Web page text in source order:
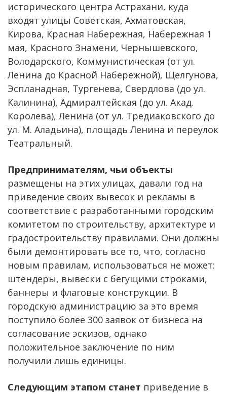
исторического центра Астрахани, куда
входят улицы Советская, Ахматовская,
Кирова, Красная Набережная, Набережная 1
мая, Красного Знамени, Чернышевского,
Володарского, Коммунистическая (от ул.
Ленина до Красной Набережной), Щелгунова,
Эспланадная, Тургенева, Свердлова (до ул.
Калинина), Адмиралтейская (до ул. Акад.
Королева), Ленина (от ул. Тредиаковского до
ул. М. Аладьина), площадь Ленина и переулок
Театральный.
Предпринимателям, чьи объекты
размещены на этих улицах, давали год на
приведение своих вывесок и рекламы в
соответствие с разработанными городским
комитетом по строительству, архитектуре и
градостроительству правилами. Они должны
были демонтировать все то, что, согласно
новым правилам, использоваться не может:
штендеры, вывески с бегущими строками,
баннеры и флаговые конструкции. В
городскую администрацию за это время
поступило более 300 заявок от бизнеса на
согласование эскизов, однако
положительное заключение по ним
получили лишь единицы.
Следующим этапом станет приведение в